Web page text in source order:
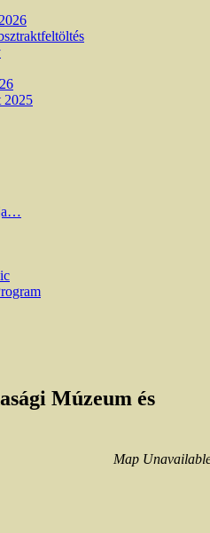
2025
Múzeum és
Map